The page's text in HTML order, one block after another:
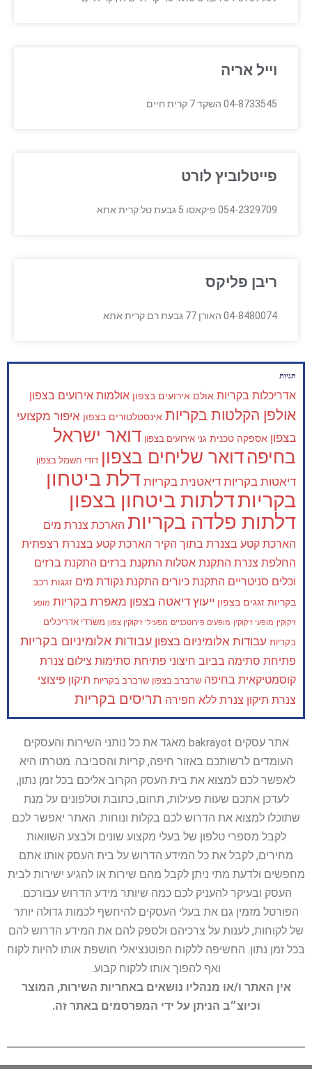
וייל אריה
04-8733545 השקד 7 קרית חיים
פייטלוביץ לורט
054-2329709 פיקאסו 5 גבעת טל קרית אתא
ריבן פליקס
04-8480074 האורן 77 גבעת רם קרית אתא
תגיות
אדריכלות בקריות אולם אירועים בצפון אולמות אירועים בצפון
אולפן הקלטות בקריות אינסטלטורים בצפון איפור מקצועי
בצפון אספקה טכנית גני אירועים בצפון דואר ישראל
בחיפה דואר שליחים בצפון דודי חשמל בצפון
דיאטות בקריות דיאטנית בקריות דלת ביטחון
בקריותדלתות ביטחון בצפון
דלתות פלדה בקריות הארכת צנרת מים
הארכת קטע בצנרת בתוך הקיר הארכת קטע בצנרת רצפתית
החלפת צנרת התקנת אסלות התקנת ברזים התקנת ברזים
וכלים סניטריים התקנת כיורים התקנת נקודת מים זגגות רכב
בקריות זגגים בצפון ייעוץ דיאטה בצפון מאפרת בקריות מופע
זיקוקין מופעי זיקוקין מופעים פירוטכניים מפעילי זיקוקין צפון משרדי אדריכלים
בקריות עבודות אלומיניום בצפון עבודות אלומיניום בקריות
פתיחת סתימה בביוב חיצוני פתיחת סתימות צילום צנרת
קוסמטיקאית בחיפה שרברב בצפון שרברב בקריות תיקון פיצוצי
צנרת תיקון צנרת ללא חפירה תריסים בקריות
אתר עסקים bakrayot מאגד את כל נותני השירות והעסקים
העומדים לרשותכם באזור חיפה, קריות והסביבה. מטרתו היא
לאפשר לכם למצוא את בית העסק הקרוב אליכם בכל זמן נתון,
לעדכן אתכם שעות פעילות, תחום, כתובת וטלפונים על מנת
שתוכלו למצוא את הדרוש לכם בקלות ונוחות. האתר יאפשר לכם
לקבל מספרי טלפון של בעלי מקצוע שונים ולבצע השוואות
מחירים, לקבל את כל המידע הדרוש על בית העסק אותו אתם
מחפשים ולדעת מתי ניתן לקבל מהם שירות או להגיע ישירות לבית
העסק ובעיקר להעניק לכם כמה שיותר מידע הדרוש עבורכם.
הפורטל מזמין גם את בעלי העסקים להיחשף לכמות גדולה יותר
של לקוחות, לענות על צרכיהם ולספק להם את המידע הדרוש להם
בכל זמן נתון. החשיפה ללקוח הפוטנציאלי חושפת אותו להיות לקוח
ואף להפוך אותו ללקוח קבוע.
אין האתר ו/או מנהליו נושאים באחריות השירות, המוצר
וכיוצ״ב הניתן על ידי המפרסמים באתר זה.